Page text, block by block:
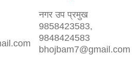
नगर उप प्रमुख
9858423583,
9848424583
bhojbam7@gmail.com